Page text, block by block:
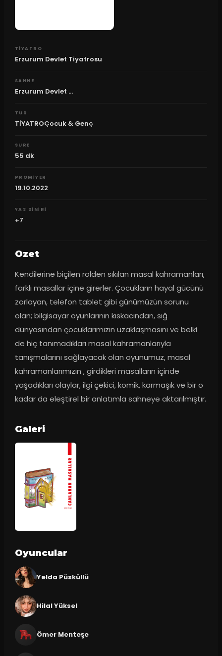
TIYATRO
Erzurum Devlet Tiyatrosu
SAHNE
Erzurum Devlet ...
TUR
TİYATROÇocuk & Genç
SURE
55 dk
PROMIYER
19.10.2022
YAS SINIRI
+7
Ozet
Kendilerine biçilen rolden sıkılan masal kahramanları,
farklı masallar içine girerler. Çocukların hayal gücünü
zorlayan, telefon tablet gibi günümüzün sorunu
olan; bilgisayar oyunlarının kıskacından, sığ
dünyasından çocuklarımızın uzaklaşmasını ve belki
de hiç tanımadıkları masal kahramanlarıyla
tanışmalarını sağlayacak olan oyunumuz, masal
kahramanlarımızın , girdikleri masalların içinde
yaşadıkları olaylar, ilgi çekici, komik, karmaşık ve bir o
kadar da eleştirel bir anlatımla sahneye aktarılmıştır.
Galeri
Oyuncular
Yelda Püsküllü
Hilal Yüksel
Ömer Menteşe